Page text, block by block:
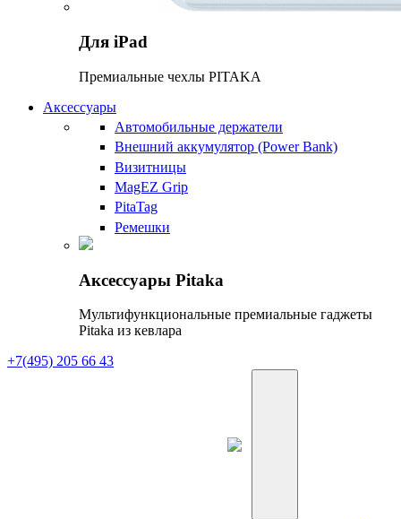
Для iPad
Премиальные чехлы PITAKA
Аксессуары
Автомобильные держатели
Внешний аккумулятор (Power Bank)
Визитницы
MagEZ Grip
PitaTag
Ремешки
Аксессуары Pitaka
Мультифункциональные премиальные гаджеты
Pitaka из кевлара
+7(495) 205 66 43